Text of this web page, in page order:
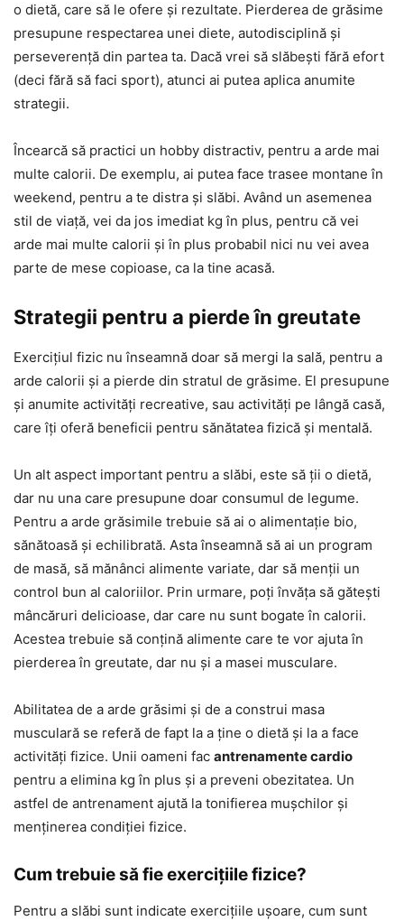
o dietă, care să le ofere și rezultate. Pierderea de grăsime
presupune respectarea unei diete, autodisciplină și
perseverență din partea ta. Dacă vrei să slăbești fără efort
(deci fără să faci sport), atunci ai putea aplica anumite
strategii.
Încearcă să practici un hobby distractiv, pentru a arde mai
multe calorii. De exemplu, ai putea face trasee montane în
weekend, pentru a te distra și slăbi. Având un asemenea
stil de viață, vei da jos imediat kg în plus, pentru că vei
arde mai multe calorii și în plus probabil nici nu vei avea
parte de mese copioase, ca la tine acasă.
Strategii pentru a pierde în greutate
Exercițiul fizic nu înseamnă doar să mergi la sală, pentru a
arde calorii și a pierde din stratul de grăsime. El presupune
și anumite activități recreative, sau activități pe lângă casă,
care îți oferă beneficii pentru sănătatea fizică și mentală.
Un alt aspect important pentru a slăbi, este să ții o dietă,
dar nu una care presupune doar consumul de legume.
Pentru a arde grăsimile trebuie să ai o alimentație bio,
sănătoasă și echilibrată. Asta înseamnă să ai un program
de masă, să mănânci alimente variate, dar să menții un
control bun al caloriilor. Prin urmare, poți învăța să gătești
mâncăruri delicioase, dar care nu sunt bogate în calorii.
Acestea trebuie să conțină alimente care te vor ajuta în
pierderea în greutate, dar nu și a masei musculare.
Abilitatea de a arde grăsimi și de a construi masa
musculară se referă de fapt la a ține o dietă și la a face
activități fizice. Unii oameni fac antrenamente cardio
pentru a elimina kg în plus și a preveni obezitatea. Un
astfel de antrenament ajută la tonifierea mușchilor și
menținerea condiției fizice.
Cum trebuie să fie exercițiile fizice?
Pentru a slăbi sunt indicate exercițiile ușoare, cum sunt